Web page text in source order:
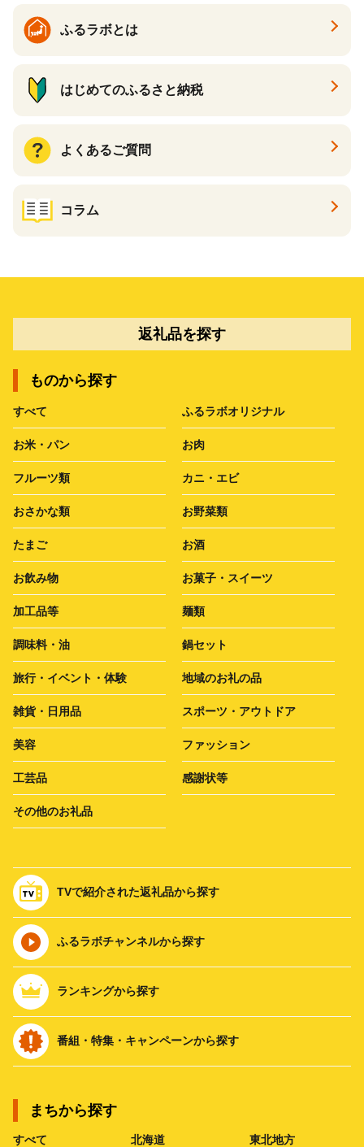
ふるラボとは
はじめてのふるさと納税
よくあるご質問
コラム
返礼品を探す
ものから探す
すべて ふるラボオリジナル
お米・パン お肉
フルーツ類 カニ・エビ
おさかな類 お野菜類
たまご お酒
お飲み物 お菓子・スイーツ
加工品等 麺類
調味料・油 鍋セット
旅行・イベント・体験 地域のお礼の品
雑貨・日用品 スポーツ・アウトドア
美容 ファッション
工芸品 感謝状等
その他のお礼品
TVで紹介された返礼品から探す
ふるラボチャンネルから探す
ランキングから探す
番組・特集・キャンペーンから探す
まちから探す
すべて 北海道 東北地方